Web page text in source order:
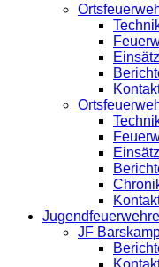
JF